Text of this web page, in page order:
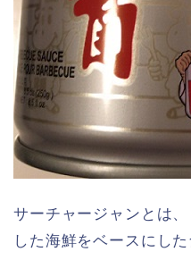
サーチャージャンとは
した海鮮をベースにし